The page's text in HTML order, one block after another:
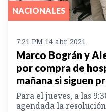
NACIONALES
7:21 PM 14 abr. 2021
Marco Bográn y
por compra de
mañana si siguen
Para el jueves, a las
agendada la